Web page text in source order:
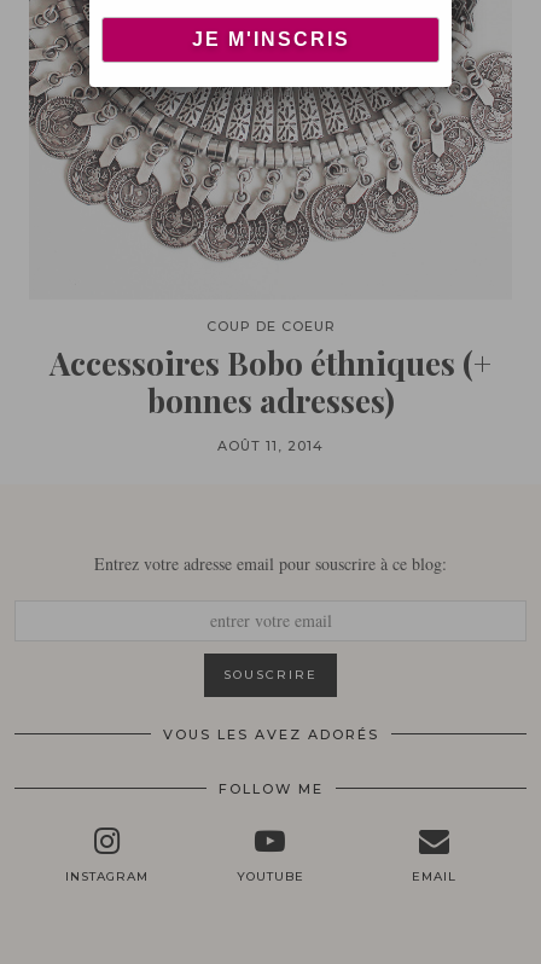
COUP DE COEUR
Accessoires Bobo éthniques (+
bonnes adresses)
AOÛT 11, 2014
Entrez votre adresse email pour souscrire à ce blog:
VOUS LES AVEZ ADORÉS
FOLLOW ME
INSTAGRAM YOUTUBE EMAIL